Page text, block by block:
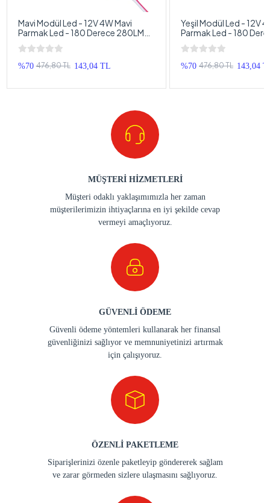
Mavi Modül Led - 12V 4W Mavi
Parmak Led - 180 Derece 280LM
Profesyonel Modül Led - 1 Adet
%70 476,80 TL 143,04 TL
Yeşil Modül Led - 12V
Parmak Led - 180
Profesyonel Modül
%70 476,80 TL 143,04
MÜŞTERİ HİZMETLERİ
Müşteri odaklı yaklaşımımızla her zaman
müşterilerimizin ihtiyaçlarına en iyi şekilde cevap
vermeyi amaçlıyoruz.
GÜVENLİ ÖDEME
Güvenli ödeme yöntemleri kullanarak her finansal
güvenliğinizi sağlıyor ve memnuniyetinizi artırmak
için çalışıyoruz.
ÖZENLİ PAKETLEME
Siparişlerinizi özenle paketleyip göndererek sağlam
ve zarar görmeden sizlere ulaşmasını sağlıyoruz.